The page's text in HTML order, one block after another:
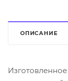
ОПИСАНИЕ
Изготовленное